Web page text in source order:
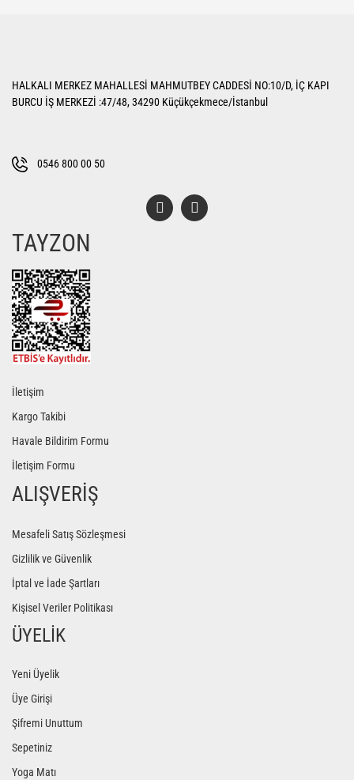
HALKALI MERKEZ MAHALLESİ MAHMUTBEY CADDESİ NO:10/D, İÇ KAPI
BURCU İŞ MERKEZİ :47/48, 34290 Küçükçekmece/İstanbul
0546 800 00 50
TAYZON
İletişim
Kargo Takibi
Havale Bildirim Formu
İletişim Formu
ALIŞVERİŞ
Mesafeli Satış Sözleşmesi
Gizlilik ve Güvenlik
İptal ve İade Şartları
Kişisel Veriler Politikası
ÜYELİK
Yeni Üyelik
Üye Girişi
Şifremi Unuttum
Sepetiniz
Yoga Matı